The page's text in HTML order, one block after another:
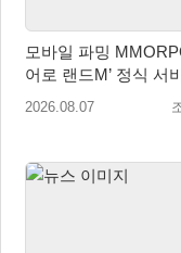
모바일 파밍
어로 랜드M’ 정식 서
입
2026.08.07